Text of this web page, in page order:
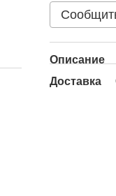
Описание
Доставка